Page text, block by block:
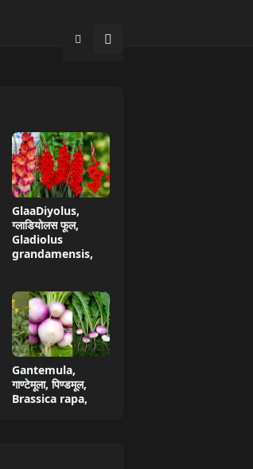
GlaaDiyolus,
ग्लाडियोलस फूल,
Gladiolus
grandamensis,
Gantemula,
गाण्टेमूला, पिण्डमूल,
Brassica rapa,